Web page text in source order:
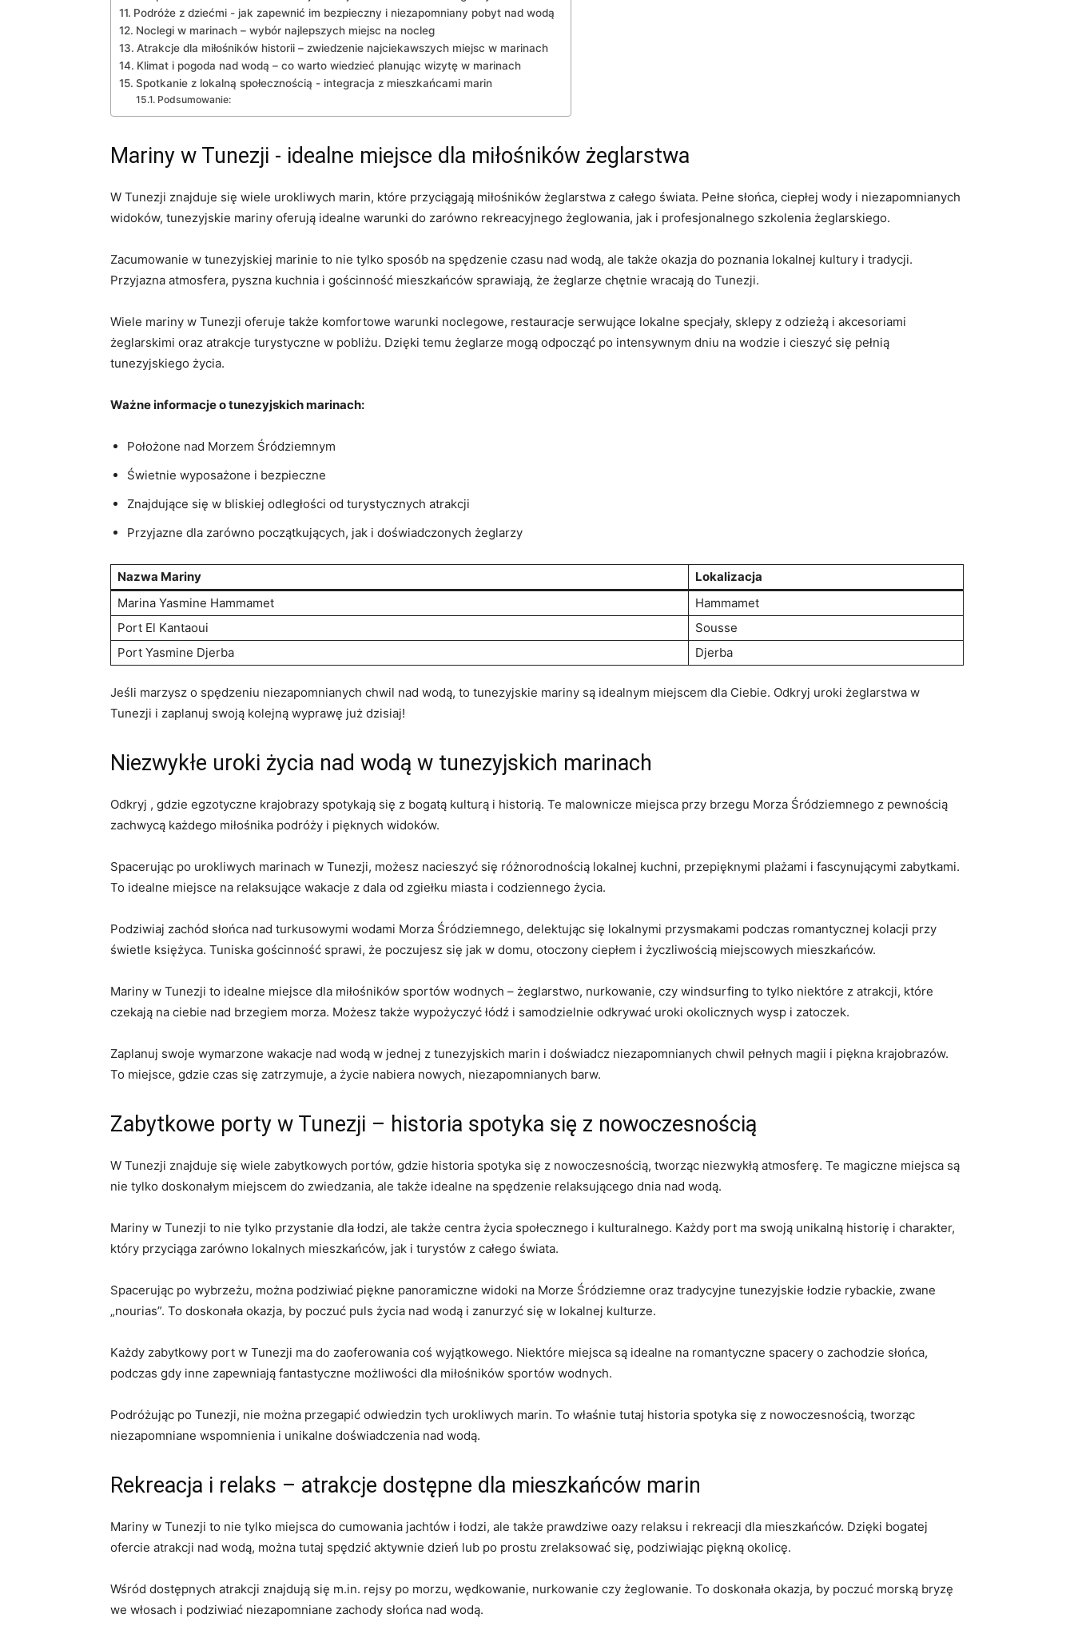
Podróże z dziećmi -​ jak ‍zapewnić im bezpieczny ‌i niezapomniany pobyt nad wodą
Noclegi w marinach – ‌wybór najlepszych miejsc na nocleg
Atrakcje ​dla miłośników⁤ historii – zwiedzenie najciekawszych ⁢miejsc w marinach
Klimat i pogoda ‌nad ⁣wodą – co warto wiedzieć planując⁤ wizytę w marinach
Spotkanie z lokalną społecznością -⁢ integracja ⁣z mieszkańcami marin
Podsumowanie:
Mariny w ‌Tunezji -⁣ idealne miejsce dla miłośników żeglarstwa
W Tunezji znajduje ⁤się wiele urokliwych marin, które przyciągają miłośników żeglarstwa⁤ z całego świata.​ Pełne słońca, ciepłej wody i ⁢niezapomnianych
widoków, ⁤tunezyjskie ⁤mariny oferują ⁣idealne warunki do zarówno rekreacyjnego żeglowania, jak ‌i‍ profesjonalnego ‍szkolenia żeglarskiego.
Zacumowanie w tunezyjskiej marinie⁤ to nie tylko sposób na spędzenie czasu nad wodą, ale także okazja do poznania lokalnej kultury ‌i tradycji.
‍Przyjazna ‌atmosfera, ​pyszna kuchnia i ⁤gościnność mieszkańców sprawiają, że żeglarze chętnie wracają do Tunezji.
Wiele mariny w Tunezji ⁣oferuje także komfortowe warunki noclegowe, restauracje serwujące ⁤lokalne‌ specjały, ⁣sklepy z odzieżą i akcesoriami
żeglarskimi oraz atrakcje turystyczne w pobliżu. Dzięki temu ⁤żeglarze mogą odpocząć po intensywnym ⁢dniu na wodzie ‍i cieszyć się pełnią
tunezyjskiego życia.
Ważne informacje ​o tunezyjskich marinach:
Położone nad Morzem ⁤Śródziemnym
Świetnie wyposażone i‌ bezpieczne
Znajdujące​ się w bliskiej ⁤odległości od turystycznych atrakcji
Przyjazne​ dla⁤ zarówno początkujących, jak i‌ doświadczonych żeglarzy
Nazwa Mariny
Lokalizacja
Marina Yasmine Hammamet
Hammamet
Port El Kantaoui
Sousse
Port​ Yasmine⁣ Djerba
Djerba
Jeśli marzysz o spędzeniu ⁤niezapomnianych chwil ‍nad​ wodą, to tunezyjskie mariny są idealnym miejscem dla Ciebie. ⁤Odkryj uroki żeglarstwa ‍w
Tunezji i ⁤zaplanuj swoją kolejną ⁣wyprawę ‍już dzisiaj!
Niezwykłe uroki ⁣życia nad⁤ wodą​ w tunezyjskich marinach
Odkryj‌ , gdzie egzotyczne⁣ krajobrazy spotykają się z ‌bogatą kulturą i historią. Te malownicze miejsca przy brzegu⁢ Morza Śródziemnego z pewnością‌
zachwycą ⁣każdego ​miłośnika podróży i pięknych widoków.
Spacerując po ‍urokliwych marinach w Tunezji, możesz nacieszyć się ‍różnorodnością lokalnej kuchni, przepięknymi plażami‌ i ‌fascynującymi zabytkami.​
To idealne miejsce ​na relaksujące wakacje z dala od zgiełku‍ miasta ‌i codziennego życia.
Podziwiaj zachód​ słońca nad ⁤turkusowymi wodami Morza‍ Śródziemnego, ‌delektując się lokalnymi​ przysmakami⁤ podczas romantycznej kolacji przy
świetle księżyca. Tuniska gościnność sprawi,‍ że ​poczujesz ⁣się jak w domu, otoczony⁤ ciepłem i życzliwością ​miejscowych mieszkańców.
Mariny w Tunezji​ to idealne miejsce dla ⁣miłośników sportów‍ wodnych – żeglarstwo, nurkowanie, czy windsurfing to ⁤tylko ⁢niektóre z atrakcji, ⁣które
czekają na ciebie ‌nad brzegiem morza. Możesz ‍także wypożyczyć łódź i ⁢samodzielnie odkrywać⁣ uroki⁣ okolicznych wysp i⁣ zatoczek.
Zaplanuj swoje‌ wymarzone wakacje nad wodą w jednej z tunezyjskich marin i doświadcz niezapomnianych ‍chwil⁤ pełnych magii​ i piękna krajobrazów.
To miejsce, gdzie⁤ czas się zatrzymuje, a życie nabiera nowych, niezapomnianych barw.
Zabytkowe porty ‍w ⁢Tunezji – historia spotyka się z nowoczesnością
W Tunezji znajduje się wiele zabytkowych portów, gdzie historia ⁣spotyka się z nowoczesnością, ⁣tworząc niezwykłą‌ atmosferę. Te magiczne ‍miejsca są‌
nie ⁣tylko​ doskonałym ⁣miejscem ⁢do zwiedzania, ale także idealne na spędzenie relaksującego dnia ⁣nad⁢ wodą.
Mariny w Tunezji‌ to⁢ nie tylko⁢ przystanie ‍dla łodzi, ale‌ także centra życia społecznego i⁢ kulturalnego. Każdy ​port ma‍ swoją‍ unikalną ​historię i charakter,
który przyciąga⁣ zarówno lokalnych ⁢mieszkańców, jak i ⁤turystów z całego świata.
Spacerując po wybrzeżu, ⁤można ‍podziwiać piękne panoramiczne widoki ​na ‍Morze ⁣Śródziemne oraz tradycyjne tunezyjskie‌ łodzie rybackie, zwane
„nourias”. To doskonała okazja,‍ by poczuć puls⁤ życia nad wodą i zanurzyć się⁤ w lokalnej⁢ kulturze.
Każdy zabytkowy port w Tunezji⁢ ma do ⁤zaoferowania coś wyjątkowego. Niektóre miejsca są idealne na romantyczne ⁤spacery⁢ o zachodzie słońca,
podczas‍ gdy inne ⁢zapewniają ‌fantastyczne możliwości dla miłośników sportów wodnych.
Podróżując po Tunezji, nie można przegapić ⁤odwiedzin tych urokliwych marin. To właśnie‌ tutaj ⁤historia spotyka się‍ z‍ nowoczesnością, tworząc
niezapomniane wspomnienia⁣ i unikalne doświadczenia ​nad wodą.
Rekreacja i relaks⁢ – atrakcje dostępne dla​ mieszkańców marin
Mariny w ‍Tunezji‍ to nie tylko miejsca do cumowania jachtów i łodzi, ale także prawdziwe⁤ oazy relaksu ​i ‌rekreacji​ dla mieszkańców. Dzięki bogatej
ofercie atrakcji‌ nad​ wodą, ⁤można tutaj spędzić ​aktywnie dzień lub ⁢po prostu⁤ zrelaksować się, ‌podziwiając piękną okolicę.
Wśród dostępnych⁣ atrakcji ⁢znajdują się m.in. rejsy po⁣ morzu, wędkowanie,⁣ nurkowanie czy żeglowanie. To doskonała okazja, ​by poczuć⁣ morską⁢ bryzę
we włosach i podziwiać niezapomniane zachody słońca nad wodą.